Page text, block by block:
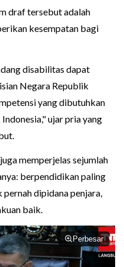
draf tersebut adalah
kesempatan bagi
disabilitas dapat
Negara Republik
yang dibutuhkan
ujar pria yang
memperjelas sejumlah
berpendidikan paling
dipidana penjara,
baik.
Perbesar